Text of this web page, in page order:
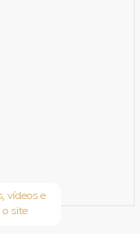
vídeos e
site